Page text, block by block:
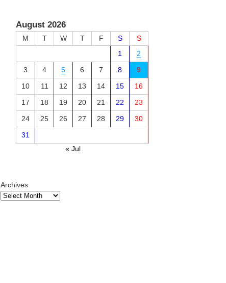
August 2026
M T W T F S
S
1
2
3
4 5 6 7 8
9
10
11 12 13 14 15
16
17
18 19 20 21 22
23
24
25 26 27 28 29
30
31
« Jul
Archives